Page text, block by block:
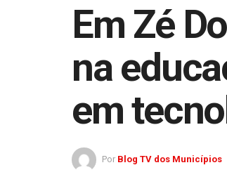
Em Zé
na
em
Por Blog TV dos Municípios